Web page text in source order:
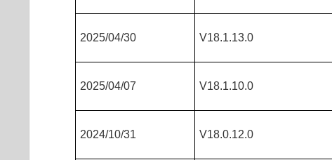
2025/04/30
V18.1.13.0
2025/04/07
V18.1.10.0
2024/10/31
V18.0.12.0